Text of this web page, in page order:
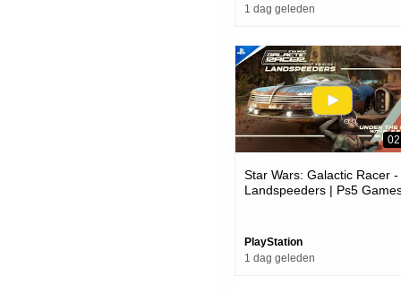
1 dag geleden
Star Wars: Galactic Racer -
Landspeeders | Ps5
PlayStation
1 dag geleden